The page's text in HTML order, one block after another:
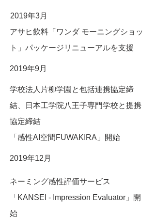
2019年3月
アサヒ飲料「ワンダ モーニングショッ
ト」パッケージリニューアルを支援
2019年9月
学校法人片柳学園と包括連携協定締
結、日本工学院八王子専門学校と提携
協定締結
「感性AI空間FUWAKIRA」開始
2019年12月
ネーミング感性評価サービス
「KANSEI - Impression Evaluator」開
始